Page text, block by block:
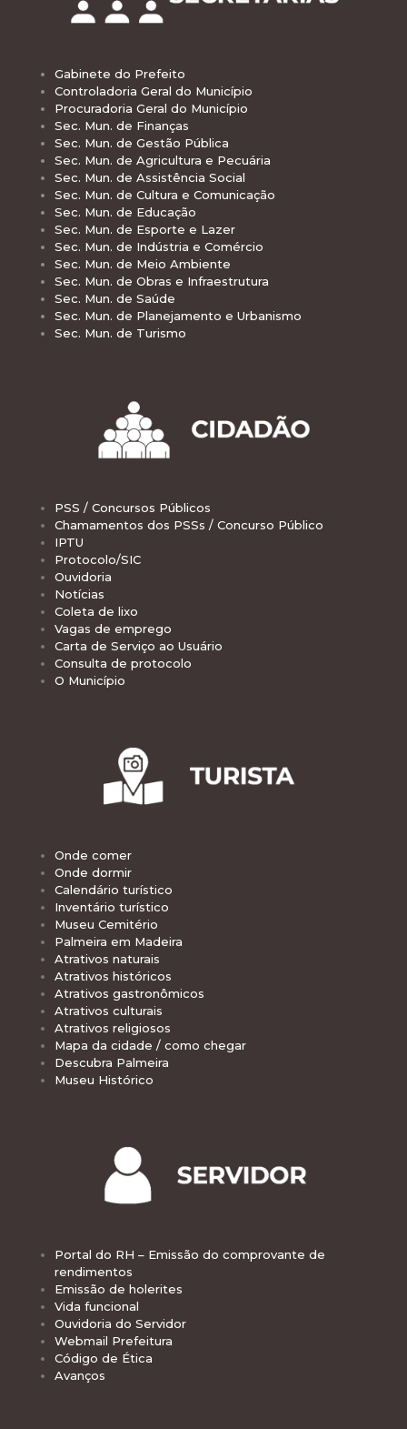
Gabinete do Prefeito
Controladoria Geral do Município
Procuradoria Geral do Município
Sec. Mun. de Finanças
Sec. Mun. de Gestão Pública
Sec. Mun. de Agricultura e Pecuária
Sec. Mun. de Assistência Social
Sec. Mun. de Cultura e Comunicação
Sec. Mun. de Educação
Sec. Mun. de Esporte e Lazer
Sec. Mun. de Indústria e Comércio
Sec. Mun. de Meio Ambiente
Sec. Mun. de Obras e Infraestrutura
Sec. Mun. de Saúde
Sec. Mun. de Planejamento e Urbanismo
Sec. Mun. de Turismo
PSS / Concursos Públicos
Chamamentos dos PSSs / Concurso Público
IPTU
Protocolo/SIC
Ouvidoria
Notícias
Coleta de lixo
Vagas de emprego
Carta de Serviço ao Usuário
Consulta de protocolo
O Município
Onde comer
Onde dormir
Calendário turístico
Inventário turístico
Museu Cemitério
Palmeira em Madeira
Atrativos naturais
Atrativos históricos
Atrativos gastronômicos
Atrativos culturais
Atrativos religiosos
Mapa da cidade / como chegar
Descubra Palmeira
Museu Histórico
Portal do RH – Emissão do comprovante de
rendimentos
Emissão de holerites
Vida funcional
Ouvidoria do Servidor
Webmail Prefeitura
Código de Ética
Avanços